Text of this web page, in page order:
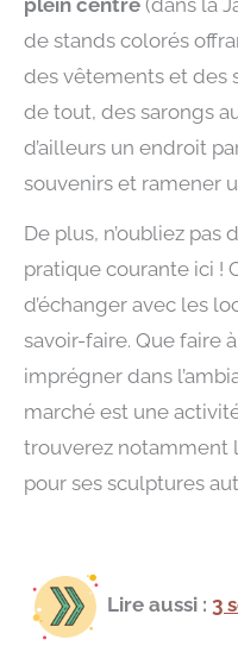
plein centre (dans la
de stands colorés
des vêtements et des
de tout, des sarongs
d’ailleurs un endroit
souvenirs et ramener
De plus, n’oubliez pas
pratique courante ici !
d’échanger avec les
savoir-faire. Que faire
imprégner dans
marché est une
trouverez notamment
pour ses sculptures
Lire aussi : 3